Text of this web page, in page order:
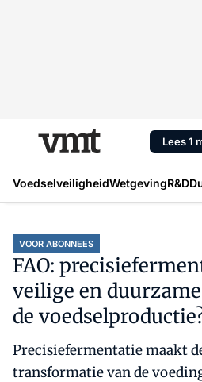
Lees 1
VoedselveiligheidWetgevingR&D
VOOR ABONNEES
FAO:
veilige en
de
Precisiefermentatie maakt
transformatie van de